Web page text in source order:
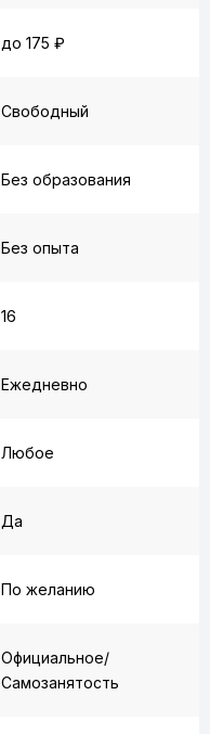
до 175 ₽
Свободный
Без образования
Без опыта
16
Ежедневно
Любое
Да
По желанию
Официальное/
Самозанятость